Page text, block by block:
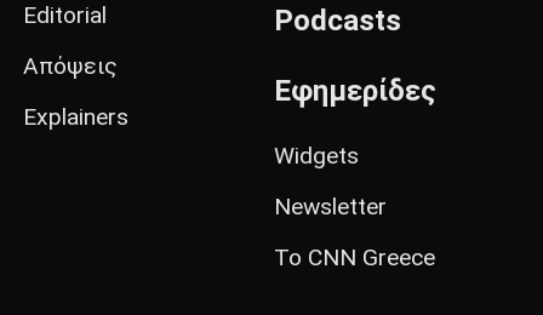
Editorial
Απόψεις
Explainers
Podcasts
Εφημερίδες
Widgets
Newsletter
Το CNN Greece